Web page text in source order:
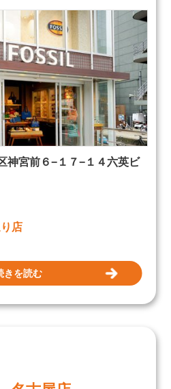
神宮前６−１７−１４ 六英ビ
店
きを読む